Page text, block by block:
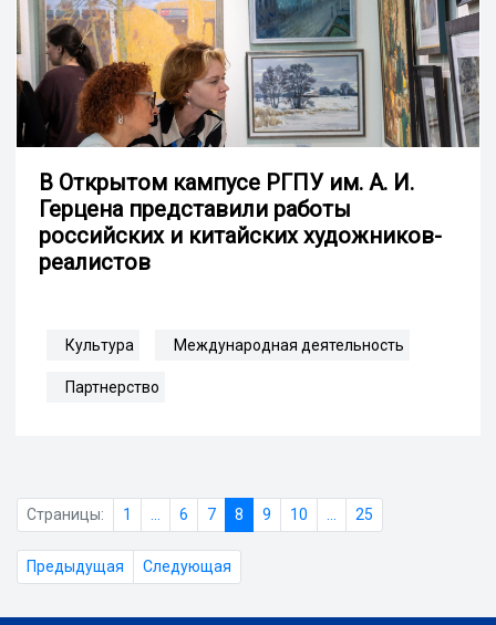
В Открытом кампусе РГПУ им. А. И.
Герцена представили работы
российских и китайских художников-
реалистов
Культура Международная деятельность
Партнерство
Страницы: 1 6 7 8 9 10 25
Предыдущая Следующая